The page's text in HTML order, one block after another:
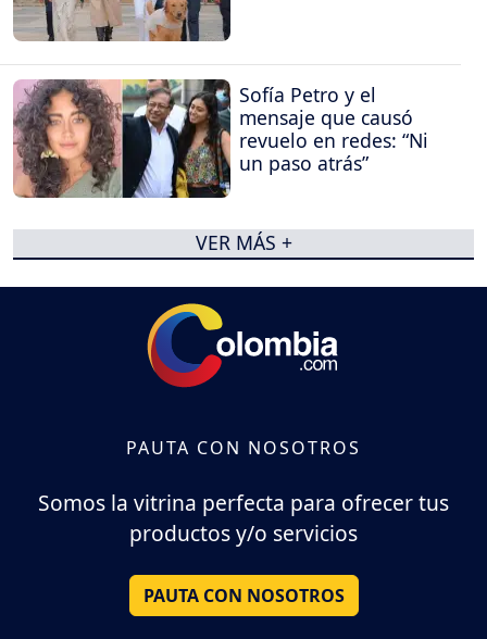
Sofía Petro y el
mensaje que causó
revuelo en redes: “Ni
un paso atrás”
VER MÁS +
PAUTA CON NOSOTROS
Somos la vitrina perfecta para ofrecer tus
productos y/o servicios
PAUTA CON NOSOTROS